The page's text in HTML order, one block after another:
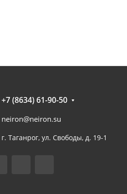
+7 (8634) 61-90-50
neiron@neiron.su
г. Таганрог, ул. Свободы, д. 19-1